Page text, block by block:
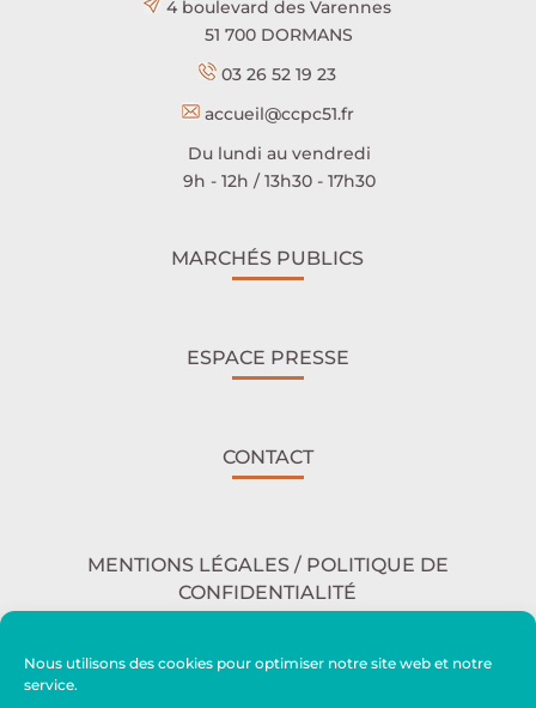
Nous utilisons des cookies pour optimiser notre site web et notre
service.
4 boulevard des Varennes
51 700 DORMANS
03 26 52 19 23
accueil@ccpc51.fr
Du lundi au vendredi
9h - 12h / 13h30 - 17h30
MARCHÉS PUBLICS
ESPACE PRESSE
CONTACT
MENTIONS LÉGALES / POLITIQUE DE
CONFIDENTIALITÉ